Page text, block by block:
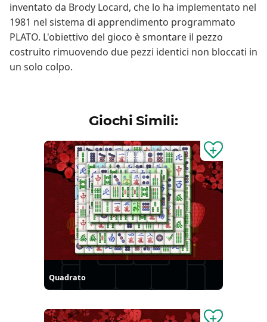
inventato da Brody Locard, che lo ha implementato nel
1981 nel sistema di apprendimento programmato
PLATO. L'obiettivo del gioco è smontare il pezzo
costruito rimuovendo due pezzi identici non bloccati in
un solo colpo.
Giochi Simili:
Quadrato